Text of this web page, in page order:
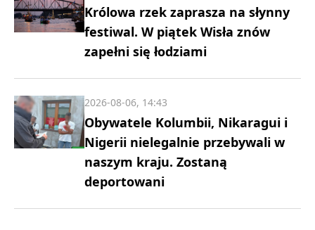
Królowa rzek zaprasza na słynny
festiwal. W piątek Wisła znów
zapełni się łodziami
Obywatele Kolumbii, Nikaragui i
Nigerii nielegalnie przebywali w
naszym kraju. Zostaną
deportowani
2026-08-06, 14:43